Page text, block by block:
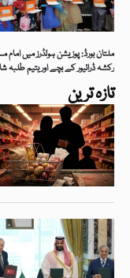
تازہ ترین
ملتان بورڈ: پوزیشن ہولڈرز میں امام
رکشہ ڈرائیور کے بچے اور یتیم طلبہ